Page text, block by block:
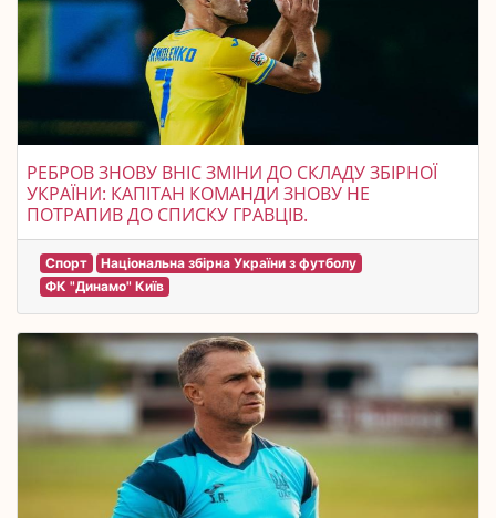
РЕБРОВ ЗНОВУ ВНІС ЗМІНИ ДО СКЛАДУ ЗБІРНОЇ
УКРАЇНИ: КАПІТАН КОМАНДИ ЗНОВУ НЕ
ПОТРАПИВ ДО СПИСКУ ГРАВЦІВ.
Спорт
Національна збірна України з футболу
ФК "Динамо" Київ